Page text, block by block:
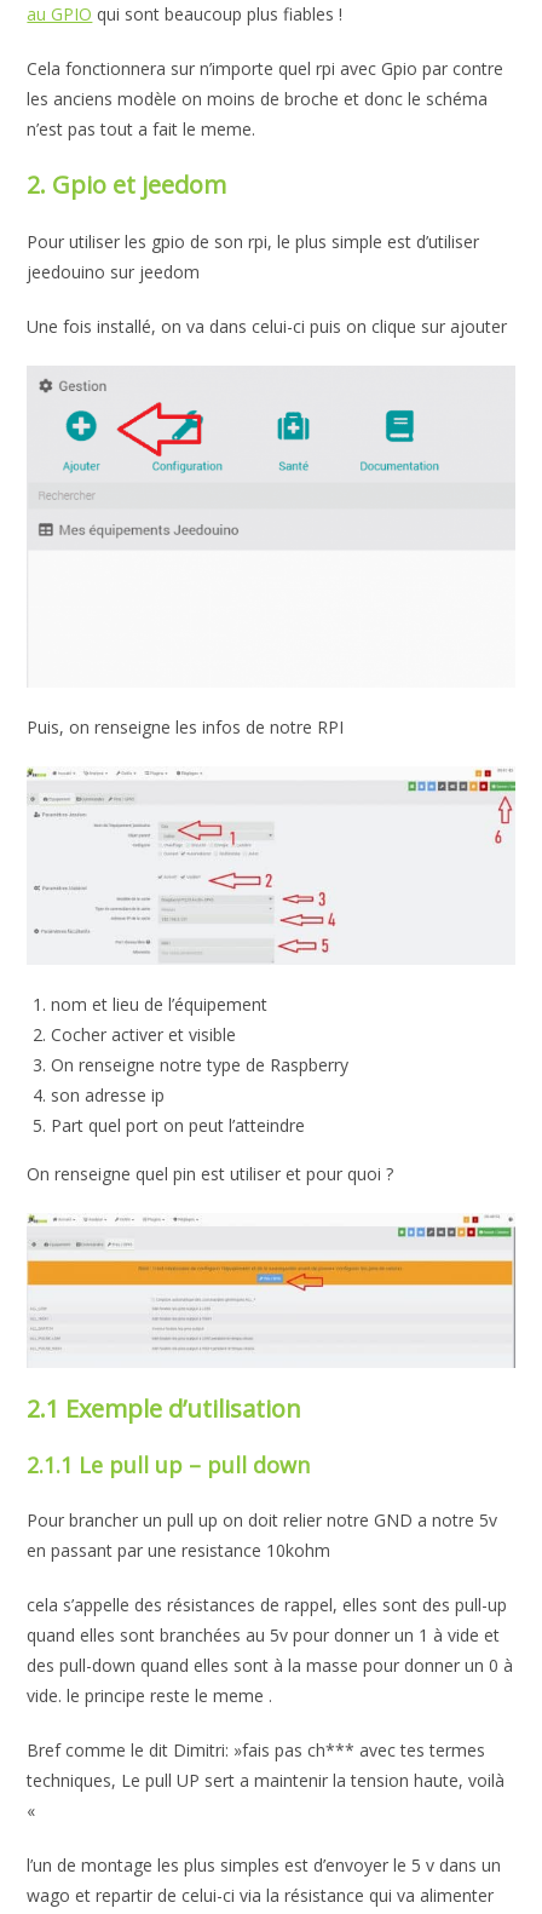
au GPIO qui sont beaucoup plus fiables !
Cela fonctionnera sur n’importe quel rpi avec Gpio par contre
les anciens modèle on moins de broche et donc le schéma
n’est pas tout a fait le meme.
2. Gpio et jeedom
Pour utiliser les gpio de son rpi, le plus simple est d’utiliser
jeedouino sur jeedom
Une fois installé, on va dans celui-ci puis on clique sur ajouter
Puis, on renseigne les infos de notre RPI
nom et lieu de l’équipement
Cocher activer et visible
On renseigne notre type de Raspberry
son adresse ip
Part quel port on peut l’atteindre
On renseigne quel pin est utiliser et pour quoi ?
2.1 Exemple d’utilisation
2.1.1 Le pull up – pull down
Pour brancher un pull up on doit relier notre GND a notre 5v
en passant par une resistance 10kohm
cela s’appelle des résistances de rappel, elles sont des pull-up
quand elles sont branchées au 5v pour donner un 1 à vide et
des pull-down quand elles sont à la masse pour donner un 0 à
vide. le principe reste le meme .
Bref comme le dit Dimitri: »fais pas ch*** avec tes termes
techniques, Le pull UP sert a maintenir la tension haute, voilà
«
l’un de montage les plus simples est d’envoyer le 5 v dans un
wago et repartir de celui-ci via la résistance qui va alimenter